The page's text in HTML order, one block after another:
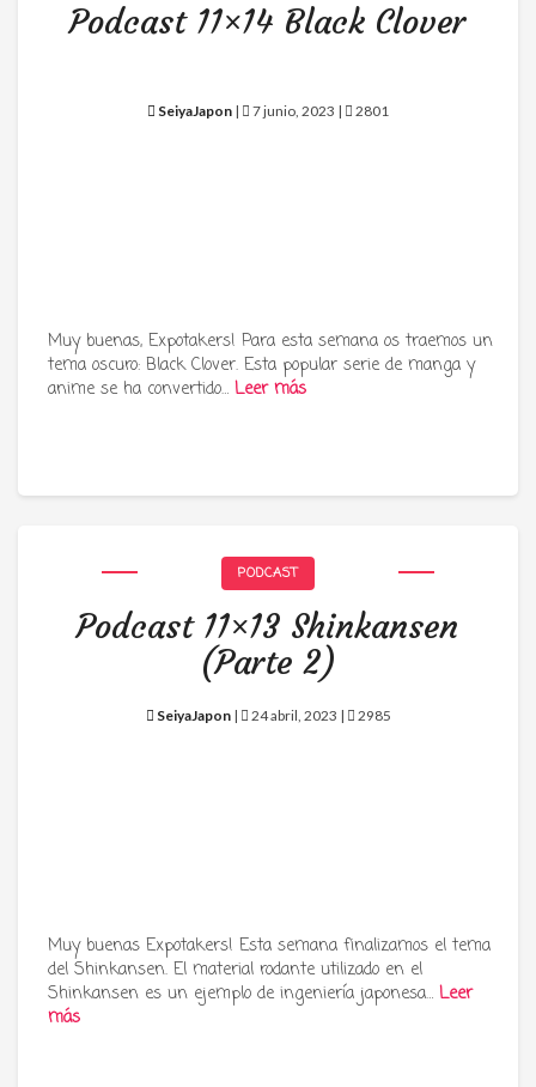
Podcast 11×14 Black Clover
SeiyaJapon | 7 junio, 2023 | 2801
Muy buenas, Expotakers! Para esta semana os traemos un
tema oscuro: Black Clover. Esta popular serie de manga y
anime se ha convertido… Leer más
PODCAST
Podcast 11×13 Shinkansen
(Parte 2)
SeiyaJapon| 24 abril, 2023 | 2985
Muy buenas Expotakers! Esta semana finalizamos el tema
del Shinkansen. El material rodante utilizado en el
Shinkansen es un ejemplo de ingeniería japonesa… Leer
más